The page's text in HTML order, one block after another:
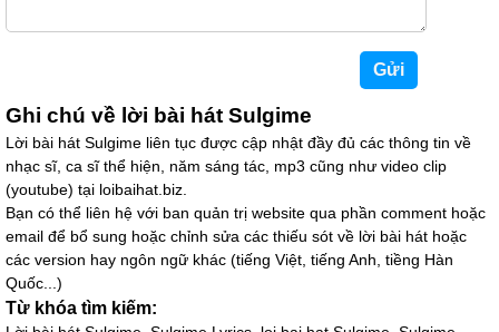
Ghi chú về lời bài hát Sulgime
Lời bài hát Sulgime liên tục được cập nhật đầy đủ các thông tin về
nhạc sĩ, ca sĩ thể hiện, năm sáng tác, mp3 cũng như video clip
(youtube) tại loibaihat.biz.
Bạn có thể liên hệ với ban quản trị website qua phần comment hoặc
email để bổ sung hoặc chỉnh sửa các thiếu sót về lời bài hát hoặc
các version hay ngôn ngữ khác (tiếng Việt, tiếng Anh, tiềng Hàn
Quốc...)
Từ khóa tìm kiếm: